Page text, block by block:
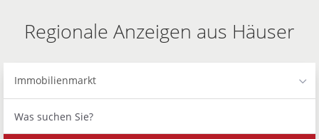
Regionale Anzeigen aus Häuser
Immobilienmarkt
suchen
Sie?